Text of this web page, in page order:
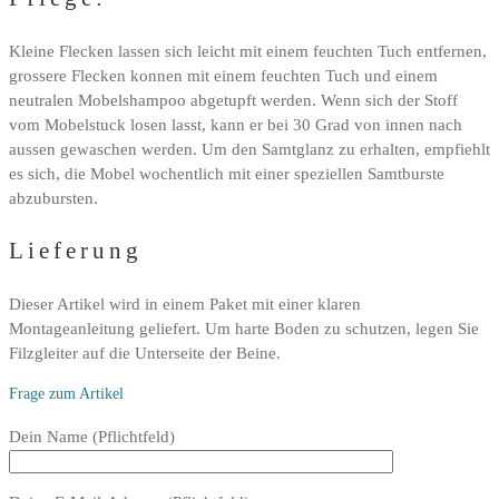
Kleine Flecken lassen sich leicht mit einem feuchten Tuch entfernen,
grossere Flecken konnen mit einem feuchten Tuch und einem
neutralen Mobelshampoo abgetupft werden. Wenn sich der Stoff
vom Mobelstuck losen lasst, kann er bei 30 Grad von innen nach
aussen gewaschen werden. Um den Samtglanz zu erhalten, empfiehlt
es sich, die Mobel wochentlich mit einer speziellen Samtburste
abzubursten.
Lieferung
Dieser Artikel wird in einem Paket mit einer klaren
Montageanleitung geliefert. Um harte Boden zu schutzen, legen Sie
Filzgleiter auf die Unterseite der Beine.
Frage zum Artikel
Bitte
Dein Name (Pflichtfeld)